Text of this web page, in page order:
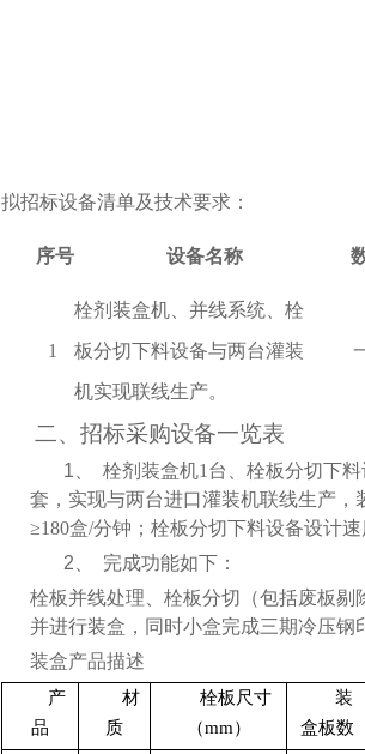
拟招标设备清单及技术要求：
序号 设备名称
1
栓剂装盒机、并线系统、栓
板分切下料设备与两台灌装
机实现联线生产。
二、 招标采购设备一览表
1、 栓剂装盒机1 台、栓板分切下料
套，实现与两台进口灌装机联线生产，
≥180盒/分钟；栓板分切下料设备设计速
2、
完成功能如下：
栓板并线处理、栓板分切（包括废板
并进行装盒，同时小盒完成三期冷压钢
装盒产品描述
产
品
材
质
栓板尺寸
（mm）
装
盒板数